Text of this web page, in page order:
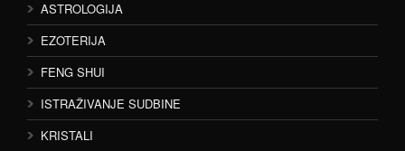
ASTROLOGIJA
EZOTERIJA
FENG SHUI
ISTRAŽIVANJE SUDBINE
KRISTALI